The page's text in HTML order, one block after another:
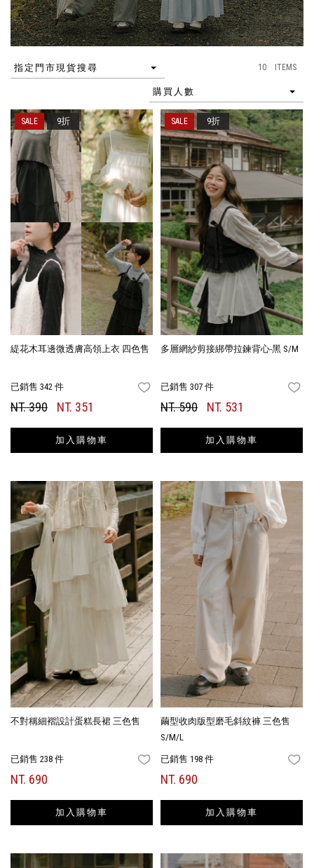
指定門市現貨搜尋 10 ITEMS
購買人數
緹花木耳邊微透膚高領上衣 四色售
已銷售 342 件 FAVORITES
NT. 390 NT. 351
加入購物車
9折
多層網紗剪接綁帶拉鍊背心-黑 S/M
已銷售 307 件
NT. 590 NT. 531
加入購物車
9折
不對稱細褶設計蛋糕長裙 三色售
已銷售 238 件 FAVORITES
NT. 690
加入購物車
繭型收肉版型磨毛斜紋褲 三色售
S/M/L
已銷售 198 件
NT. 690
加入購物車